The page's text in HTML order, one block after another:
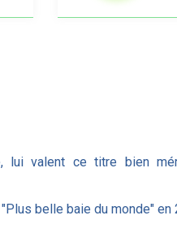
lui valent ce titre bien
belle baie du monde" en